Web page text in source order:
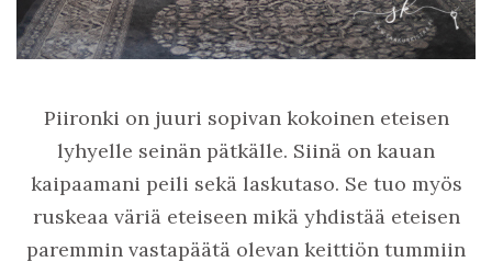
Piironki on juuri sopivan kokoinen eteisen
lyhyelle seinän pätkälle. Siinä on kauan
kaipaamani peili sekä laskutaso. Se tuo myös
ruskeaa väriä eteiseen mikä yhdistää eteisen
paremmin vastapäätä olevan keittiön tummiin